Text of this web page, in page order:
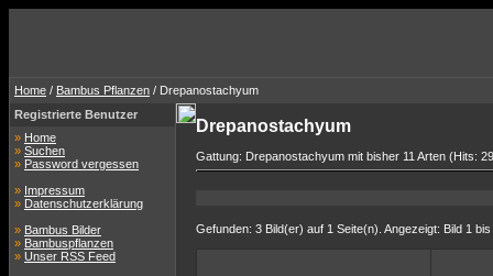
Home / Bambus Pflanzen / Drepanostachyum
Registrierte Benutzer
» Home
» Suchen
» Password vergessen
» Impressum
» Datenschutzerklärung
» Bambus Bilder
» Bambuspflanzen
» Unser RSS Feed
Drepanostachyum
Gattung: Drepanostachyum mit bisher 11 Arten (Hits:
Gefunden: 3 Bild(er) auf 1 Seite(n). Angezeigt: Bild 1 bis